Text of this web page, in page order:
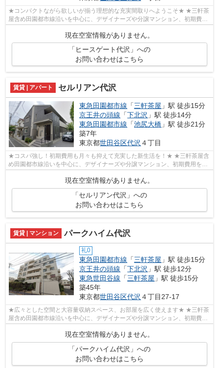
★コンパクトながら欲しいが揃う理想的な充実間取りへようこそ★ ★三軒茶
屋含め田園都市線沿いを中心に、デザイナーズや分譲マンション、初期費用
を抑えた部屋探しはぜひ当社にお任せく...
現在空室情報がありません。
「ヒースゲート代沢」への
お問い合わせはこちら
賃貸 | アパート セルリアン代沢
東急田園都市線 「三軒茶屋 」駅 徒歩15分
京王井の頭線 「下北沢 」駅 徒歩14分
東急田園都市線 「池尻大橋 」駅 徒歩21分
築7年
東京都世田谷区代沢 ４丁目
★コスパ強し！初期費用も月々も抑えて充実した新生活を！★ ★三軒茶屋含
め田園都市線沿いを中心に、デザイナーズや分譲マンション、初期費用を抑
現在空室情報がありません。
「セルリアン代沢」への
お問い合わせはこちら
賃貸 | マンション パークハイム代沢
礼0
東急田園都市線 「三軒茶屋 」駅 徒歩15分
京王井の頭線 「下北沢 」駅 徒歩12分
東急世田谷線 「三軒茶屋 」駅 徒歩15分
築45年
東京都世田谷区代沢 ４丁目27-17
★広々とした空間と大容量収納スペース、お部屋を広く使えます★ ★三軒茶
屋含め田園都市線沿いを中心に、デザイナーズや分譲マンション、初期費用
現在空室情報がありません。
「パークハイム代沢」への
お問い合わせはこちら